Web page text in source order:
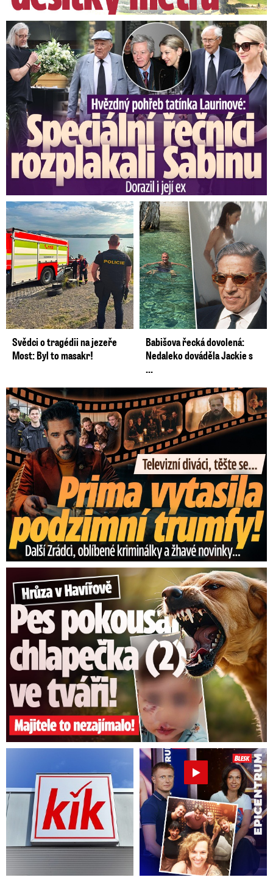
Speciální řečníci nad rakví Laurina: Rozbrečeli i dceru
Svědci o tragédii na jezeře
Most: Byl to masakr!
Babišova řecká dovolená:
Nedaleko dováděla Jackie s
...
Prima vytasila podzimní trumfy! Další Zrádci a žhavé novinky
Hrůza v Havířově: Pes pokousal chlapečka (2) ve tváři!